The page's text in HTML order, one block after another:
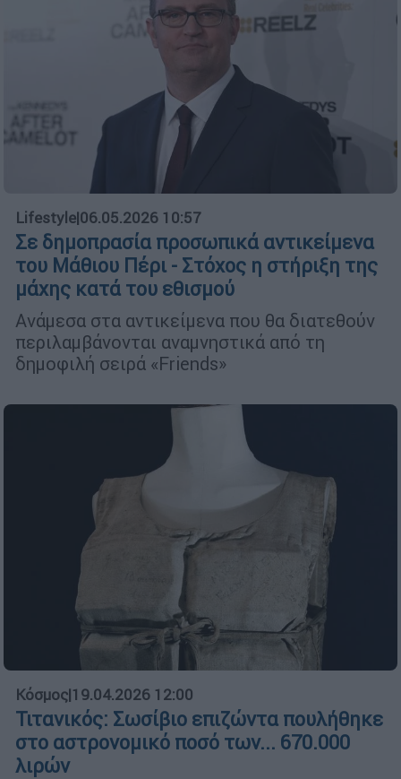
Lifestyle|06.05.2026 10:57
Σε δημοπρασία προσωπικά αντικείμενα
του Μάθιου Πέρι - Στόχος η στήριξη της
μάχης κατά του εθισμού
Ανάμεσα στα αντικείμενα που θα διατεθούν
περιλαμβάνονται αναμνηστικά από τη
δημοφιλή σειρά «Friends»
Κόσμος|19.04.2026 12:00
Τιτανικός: Σωσίβιο επιζώντα πουλήθηκε
στο αστρονομικό ποσό των... 670.000
λιρών